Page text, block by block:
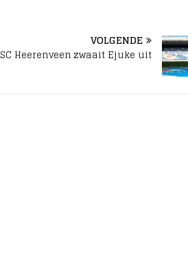
VOLGENDE
SC Heerenveen zwaait Ejuke uit